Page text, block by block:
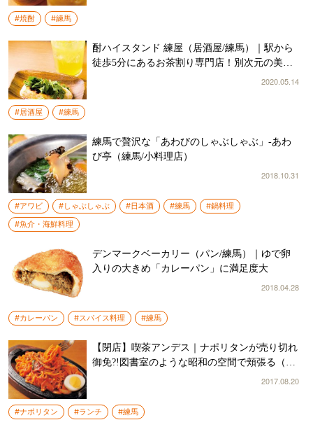
#焼酎 #練馬
酎ハイスタンド 練屋（居酒屋/練馬）｜駅から
徒歩5分にあるお茶割り専門店！別次元の美味
2020.05.14
#居酒屋 #練馬
練馬で贅沢な「あわびのしゃぶしゃぶ」-あわ
び亭（練馬/小料理店）
2018.10.31
#アワビ #しゃぶしゃぶ #日本酒 #練馬
#鍋料理
#魚介・海鮮料理
デンマークベーカリー（パン/練馬）｜ゆで卵
入りの大きめ「カレーパン」に満足度大
2018.04.28
#カレーパン #スパイス料理 #練馬
【閉店】喫茶アンデス｜ナポリタンが売り切れ
御免?!図書室のような昭和の空間で頬張る（喫
2017.08.20
#ナポリタン #ランチ #練馬